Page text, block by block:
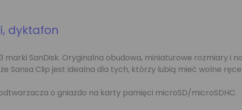
dyktafon
SanDisk. Oryginalna obudowa, miniaturowe rozmiary i
Sansa Clip jest idealna dla tych, którzy lubią mieć wolne ręce
o gniazdo na karty pamięci microSD/microSDHC.